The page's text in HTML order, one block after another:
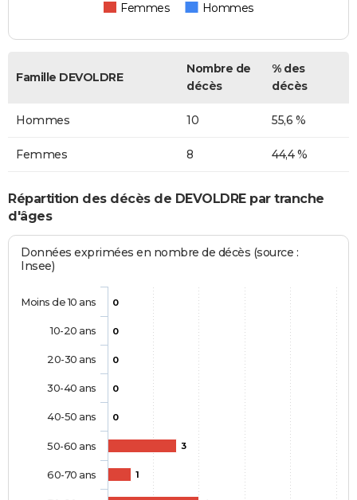
Femmes Hommes
Famille DEVOLDRE
Nombre de
décès
% des
décès
Hommes 10 55,6 %
Femmes 8 44,4 %
Répartition des décès de DEVOLDRE par tranche
d'âges
Données exprimées en nombre de décès (source :
Insee)
0
0
0
0
0
3
1
Moins de 10 ans
10-20 ans
20-30 ans
30-40 ans
40-50 ans
50-60 ans
60-70 ans